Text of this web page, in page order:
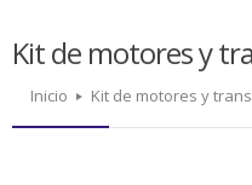
Kit de motores y
Inicio Kit de motores y